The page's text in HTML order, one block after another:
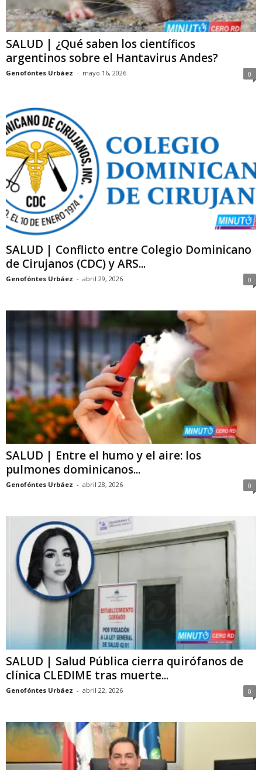
SALUD | ¿Qué saben los científicos
argentinos sobre el Hantavirus Andes?
Genofóntes Urbáez - mayo 16, 2026 0
SALUD | Conflicto entre Colegio Dominicano
de Cirujanos (CDC) y ARS...
Genofóntes Urbáez - abril 29, 2026 0
SALUD | Entre el humo y el aire: los
pulmones dominicanos...
Genofóntes Urbáez - abril 28, 2026 0
SALUD | Salud Pública cierra quirófanos de
clínica CLEDIME tras muerte...
Genofóntes Urbáez - abril 22, 2026 0